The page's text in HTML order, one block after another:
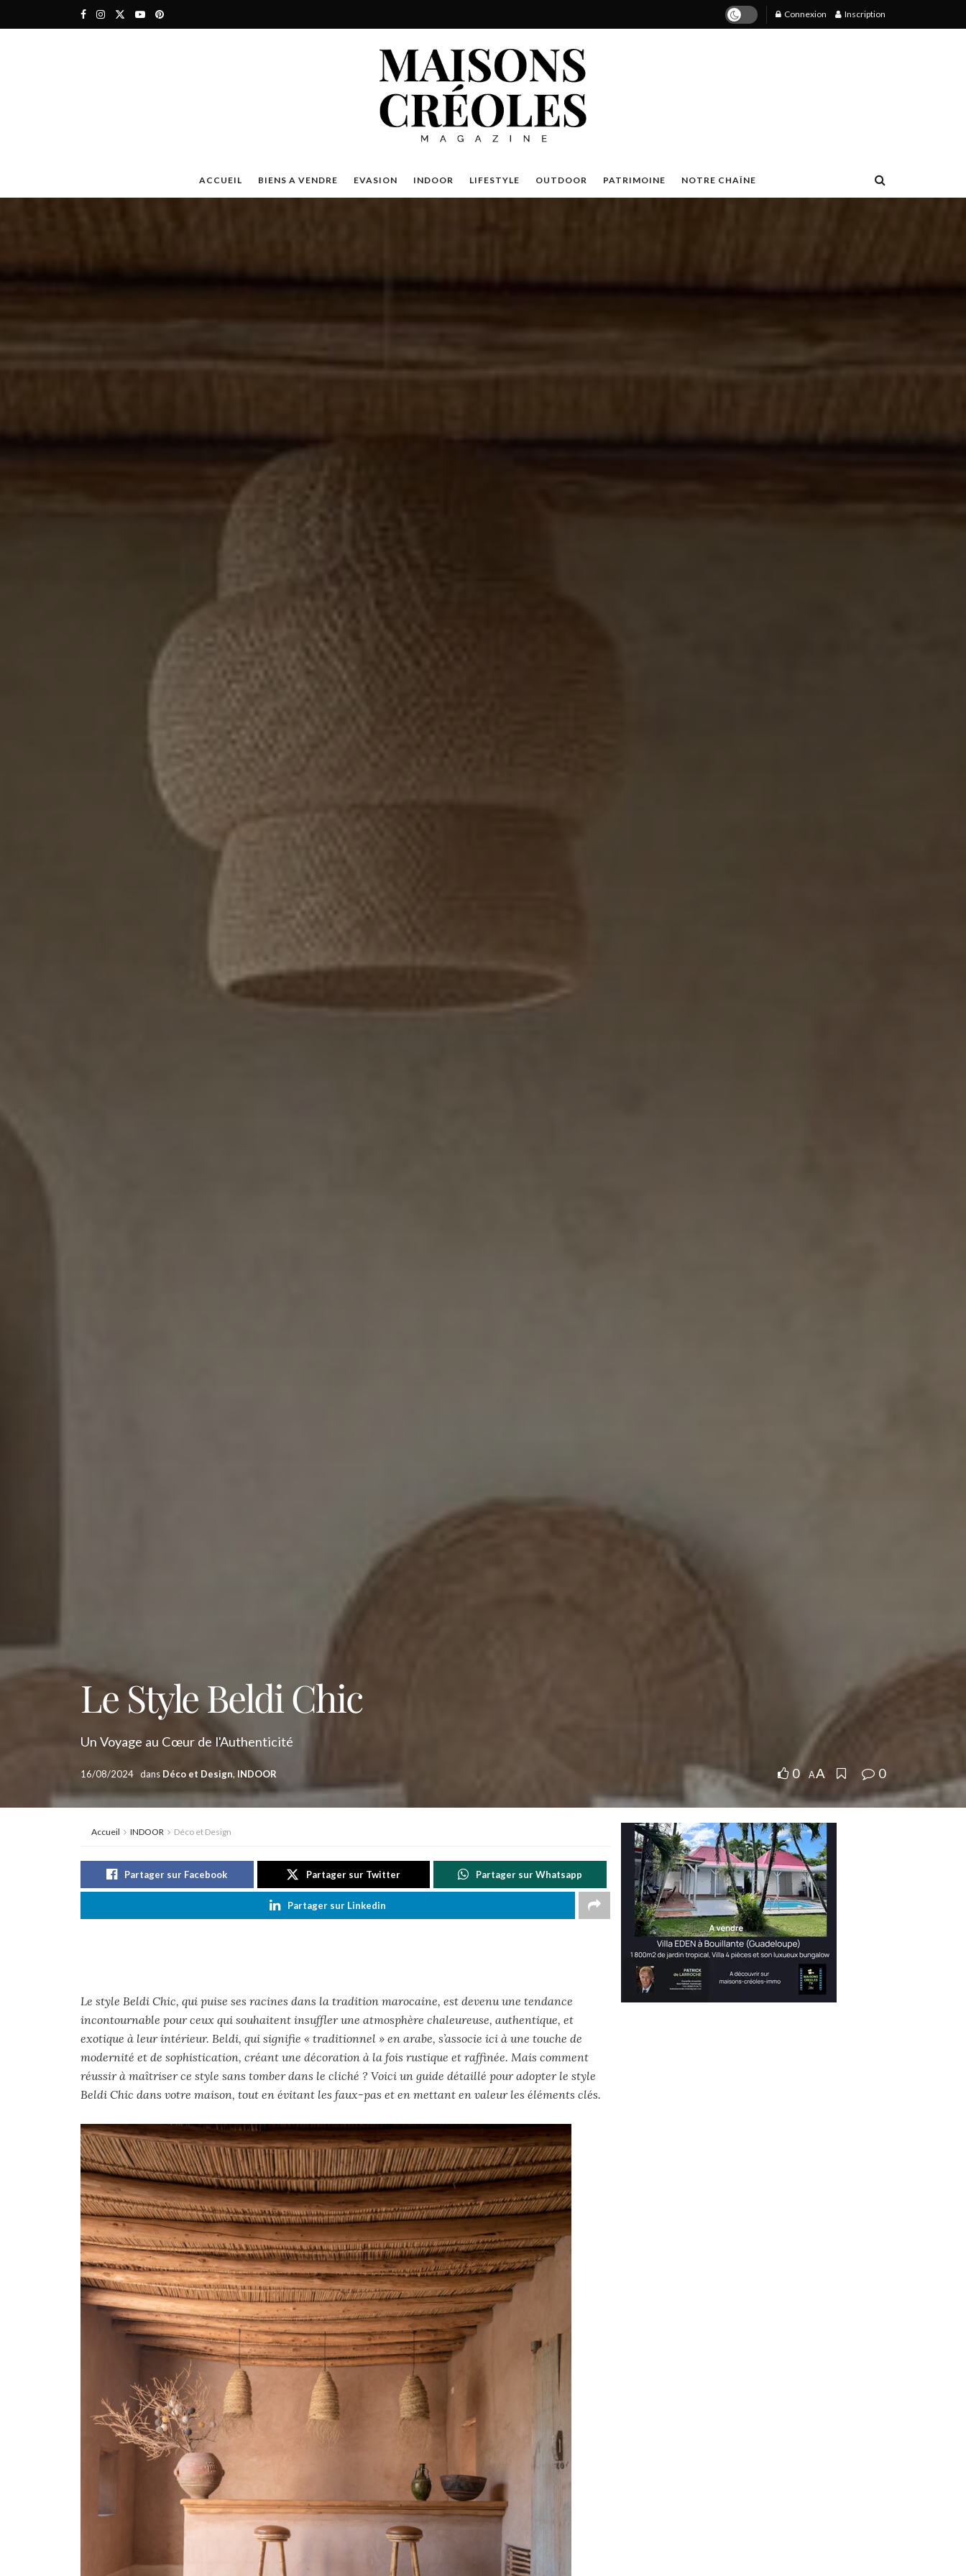
Connexion Inscription
ACCUEIL BIENS A VENDRE EVASION INDOOR LIFESTYLE OUTDOOR PATRIMOINE NOTRE CHAÎNE
Le Style Beldi Chic
Un Voyage au Cœur de l'Authenticité
16/08/2024 dans Déco et Design, INDOOR 0 AA 0
Accueil INDOOR Déco et Design
Partager sur Facebook Partager sur Twitter Partager sur Whatsapp
Partager sur Linkedin
Le style Beldi Chic, qui puise ses racines dans la tradition marocaine, est devenu une tendance
incontournable pour ceux qui souhaitent insuffler une atmosphère chaleureuse, authentique, et
exotique à leur intérieur. Beldi, qui signifie « traditionnel » en arabe, s’associe ici à une touche de
modernité et de sophistication, créant une décoration à la fois rustique et raffinée. Mais comment
réussir à maîtriser ce style sans tomber dans le cliché ? Voici un guide détaillé pour adopter le style
Beldi Chic dans votre maison, tout en évitant les faux-pas et en mettant en valeur les éléments clés.